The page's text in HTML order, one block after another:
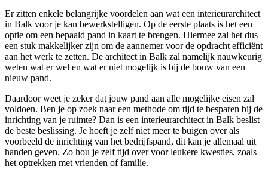
Er zitten enkele belangrijke voordelen aan wat een interieurarchitect
in Balk voor je kan bewerkstelligen. Op de eerste plaats is het een
optie om een bepaald pand in kaart te brengen. Hiermee zal het dus
een stuk makkelijker zijn om de aannemer voor de opdracht efficiënt
aan het werk te zetten. De architect in Balk zal namelijk nauwkeurig
weten wat er wel en wat er niet mogelijk is bij de bouw van een
nieuw pand.
Daardoor weet je zeker dat jouw pand aan alle mogelijke eisen zal
voldoen. Ben je op zoek naar een methode om tijd te besparen bij de
inrichting van je ruimte? Dan is een interieurarchitect in Balk beslist
de beste beslissing. Je hoeft je zelf niet meer te buigen over als
voorbeeld de inrichting van het bedrijfspand, dit kan je allemaal uit
handen geven. Zo hou je zelf tijd over voor leukere kwesties, zoals
het optrekken met vrienden of familie.